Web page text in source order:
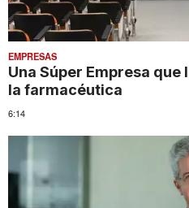
EMPRESAS
Una Súper Empresa
la farmacéutica
6:14